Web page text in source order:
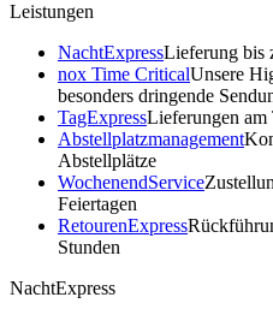
Kontakt
Kundenbereich
Leistungen
NachtExpressLieferung bis
nox Time CriticalUnsere
besonders dringende
TagExpressLieferungen am
Abstell­platz­manage­ment
Abstellplätze
Wochenend­Service
Feiertagen
Retouren­Express
Stunden
NachtExpress
Präziser After Sales
und Arztpraxen